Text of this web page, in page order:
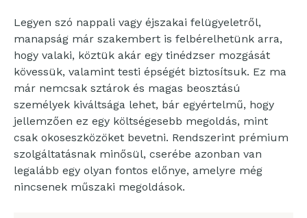
Legyen szó nappali vagy éjszakai felügyeletről,
manapság már szakembert is felbérelhetünk arra,
hogy valaki, köztük akár egy tinédzser mozgását
kövessük, valamint testi épségét biztosítsuk. Ez ma
már nemcsak sztárok és magas beosztású
személyek kiváltsága lehet, bár egyértelmű, hogy
jellemzően ez egy költségesebb megoldás, mint
csak okoseszközöket bevetni. Rendszerint prémium
szolgáltatásnak minősül, cserébe azonban van
legalább egy olyan fontos előnye, amelyre még
nincsenek műszaki megoldások.